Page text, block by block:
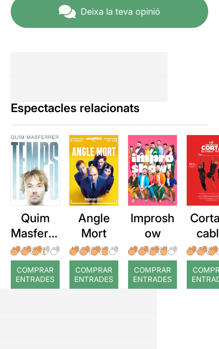
Deixa la teva opinió
Espectacles relacionats
Quim
Masferre
r: Temps
COMPRAR
ENTRADES
Angle
Mort
COMPRAR
ENTRADES
Improsh
ow
COMPRAR
ENTRADES